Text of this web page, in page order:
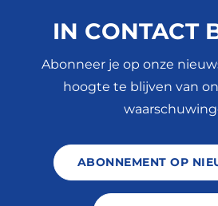
IN CONTACT
Abonneer je op onze
hoogte te blijven van
ABONNEMENT OP